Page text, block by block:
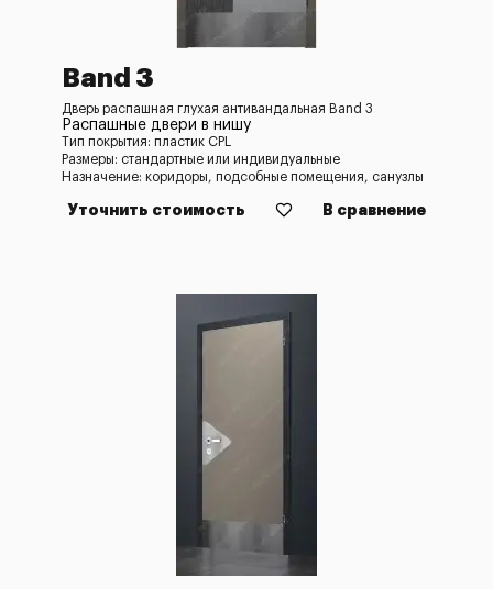
Band 3
Дверь распашная глухая антивандальная Band 3
Распашные двери в нишу
Тип покрытия: пластик CPL
Размеры: стандартные или индивидуальные
Назначение: коридоры, подсобные помещения, санузлы
Уточнить стоимость В сравнение